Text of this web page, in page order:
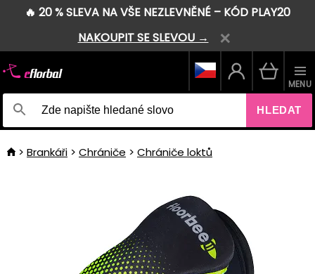
🔥 20 % SLEVA NA VŠE NEZLEVNĚNÉ – KÓD PLAY20
NAKOUPIT SE SLEVOU →
HLEDAT
MENU
Brankáři Chrániče Chrániče loktů